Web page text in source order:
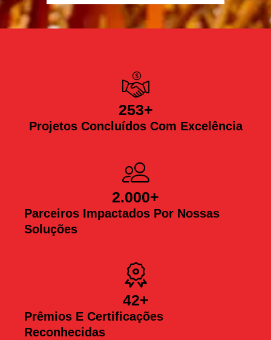
Projetos Concluídos Com Excelência
253+
Parceiros Impactados Por Nossas
Soluções
2.000+
Prêmios E Certificações
Reconhecidas
42+